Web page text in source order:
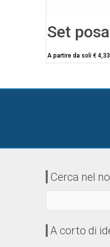
Set
A partire da soli € 4,33
Cerca nel
A corto di